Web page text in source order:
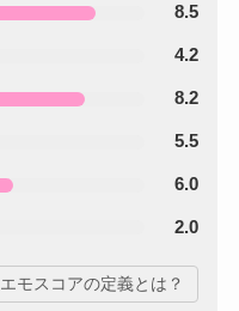
8.5
4.2
8.2
5.5
6.0
2.0
エモスコアの定義とは？